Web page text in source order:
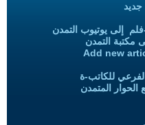
إلى يوتيوب التمدن
مكتبة التمدن
Add new
للكاتب-ة
المتمدن